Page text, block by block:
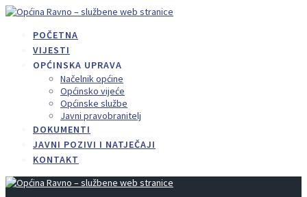
Skip
contentPOČETNA
VIJESTI
OPĆINSKA UPRAVA
Načelnik općine
Općinsko vijeće
Općinske službe
Javni pravobranitelj
DOKUMENTI
JAVNI POZIVI I NATJEČAJI
KONTAKT